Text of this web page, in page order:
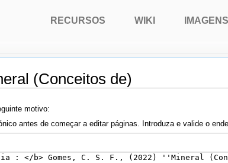
(Conceitos de)
motivo:
antes de começar a editar páginas. Introduza e valide o
RECURSOS WIKI IMAGENS